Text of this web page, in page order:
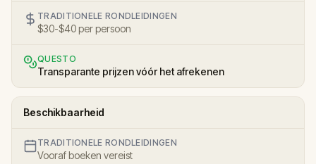
TRADITIONELE RONDLEIDINGEN
$30-$40 per persoon
QUESTO
Transparante prijzen vóór het afrekenen
Beschikbaarheid
TRADITIONELE RONDLEIDINGEN
Vooraf boeken vereist